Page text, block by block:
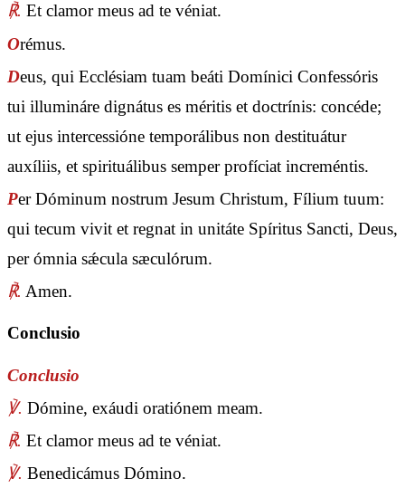
℟. Et clamor meus ad te véniat.
Orémus.
Deus, qui Ecclésiam tuam beáti Domínici Confessóris
tui illumináre dignátus es méritis et doctrínis: concéde;
ut ejus intercessióne temporálibus non destituátur
auxíliis, et spirituálibus semper profíciat increméntis.
Per Dóminum nostrum Jesum Christum, Fílium tuum:
qui tecum vivit et regnat in unitáte Spíritus Sancti, Deus,
per ómnia sǽcula sæculórum.
℟. Amen.
Conclusio
Conclusio
℣. Dómine, exáudi oratiónem meam.
℟. Et clamor meus ad te véniat.
℣. Benedicámus Dómino.